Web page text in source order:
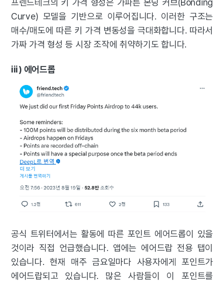
프렌드테크의 키 가격 형성은 가파른 본딩 커브(Bonding
Curve) 모델을 기반으로 이루어집니다. 이러한 구조는
매수/매도에 따른 키 가격 변동성을 극대화합니다. 따라서
가짜 가격 형성 등 시장 조작에 취약하기도 합니다.
iii) 에어드롭
공식 트위터에서는 활동에 따른 포인트 에어드롭이 있을
것이라 직접 언급했습니다. 앱에는 에어드랍 전용 탭이
있습니다. 현재 매주 금요일마다 사용자에게 포인트가
에어드랍되고 있습니다. 많은 사람들이 이 포인트를